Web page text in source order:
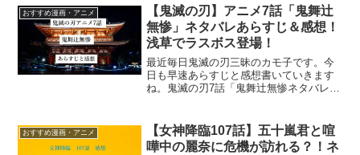
能力犬とその心を読んだアーニャ。2人
（1人＋1匹）はちちを助け...
おすすめ漫画・アニメ
【鬼滅の刃】アニメ7話「鬼舞辻
無惨」ネタバレあらすじ＆感想！
浅草でラスボス登場！
最近毎日鬼滅の刃三昧のカモ子です。今
日も早速あらすじと感想書いていきます
ね。鬼滅の刃7話「鬼舞辻無惨ネタバレ」
ばならない存在だと思っていた妹の禰豆
子は今は鬼。戦...
おすすめ漫画・アニメ
【女神降臨107話】五十嵐君と喧
嘩中の麗奈に危機が訪れる？！ネ